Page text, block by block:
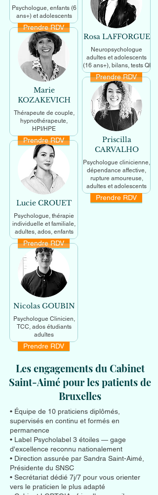
Psychologue, enfants (6
ans+) et adolescents
En savoir +
Prendre RDV
Marie
KOZAKEVICH
Thérapeute de couple,
hypnothérapeute,
HPI/HPE
En savoir +
Prendre RDV
Lucie CROUET
Psychologue, thérapie
individuelle et familiale,
adultes, ados, enfants
En savoir +
Prendre RDV
Nicolas GOUBIN
Psychologue Clinicien,
TCC, ados étudiants
adultes
En savoir +
Prendre RDV
Rosa LAFFORGUE
Neuropsychologue
adultes et adolescents
(16 ans+), bilans, tests QI
En savoir +
Prendre RDV
Priscilla
CARVALHO
Psychologue clinicienne,
dépendance affective,
rupture amoureuse,
adultes et adolescents
En savoir +
Prendre RDV
Les engagements du Cabinet
Saint-Aimé pour les patients de
Bruxelles
• Équipe de 10 praticiens diplômés,
supervisés en continu et formés en
permanence
• Label Psycholabel 3 étoiles — gage
d'excellence reconnu nationalement
• Direction assurée par Sandra Saint-Aimé,
Présidente du SNSC
• Secrétariat dédié 7j/7 pour vous orienter
vers le praticien le plus adapté